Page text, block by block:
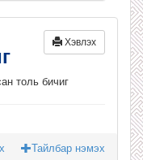
Хэвлэх
толь бичиг
Тайлбар нэмэх